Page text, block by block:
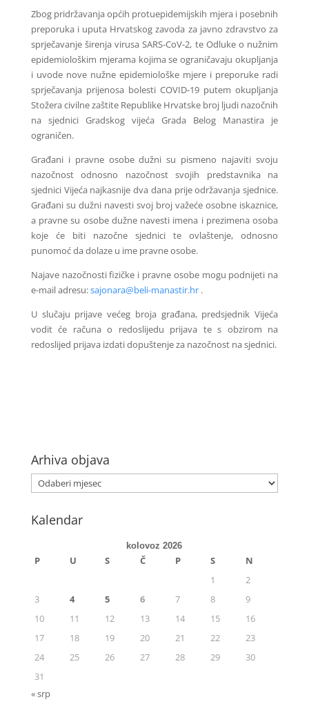
Zbog pridržavanja općih protuepidemijskih mjera i posebnih
preporuka i uputa Hrvatskog zavoda za javno zdravstvo za
sprječavanje širenja virusa SARS-CoV-2, te Odluke o nužnim
epidemiološkim mjerama kojima se ograničavaju okupljanja
i uvode nove nužne epidemiološke mjere i preporuke radi
sprječavanja prijenosa bolesti COVID-19 putem okupljanja
Stožera civilne zaštite Republike Hrvatske broj ljudi nazočnih
na sjednici Gradskog vijeća Grada Belog Manastira je
ograničen.
Građani i pravne osobe dužni su pismeno najaviti svoju
nazočnost odnosno nazočnost svojih predstavnika na
sjednici Vijeća najkasnije dva dana prije održavanja sjednice.
Građani su dužni navesti svoj broj važeće osobne iskaznice,
a pravne su osobe dužne navesti imena i prezimena osoba
koje će biti nazočne sjednici te ovlaštenje, odnosno
punomoć da dolaze u ime pravne osobe.
Najave nazočnosti fizičke i pravne osobe mogu podnijeti na
e-mail adresu:sajonara@beli-manastir.hr.
U slučaju prijave većeg broja građana, predsjednik Vijeća
vodit će računa o redoslijedu prijava te s obzirom na
redoslijed prijava izdati dopuštenje za nazočnost na sjednici.
Arhiva objava
Kalendar
kolovoz 2026
P U S Č P S
N
1
2
3
4 5 6 7 8
9
10
11 12 13 14 15
16
17
18 19 20 21 22
23
24
25 26 27 28 29
30
31
« srp